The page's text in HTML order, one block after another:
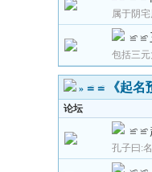
属于阴
≌≌
包括三
» ≌≌《起名
论坛
≌≌
孔子曰: